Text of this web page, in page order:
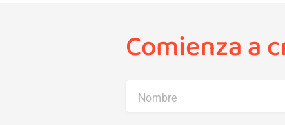
Comienza a
Nombre